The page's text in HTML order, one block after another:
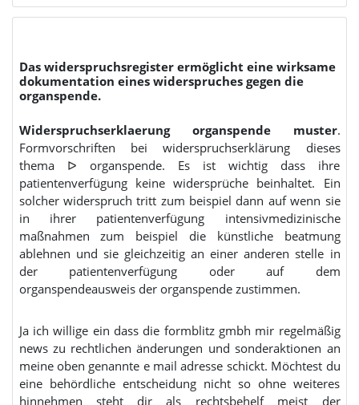
Das widerspruchsregister ermöglicht eine wirksame
dokumentation eines widerspruches gegen die
organspende.
Widerspruchserklaerung organspende muster.
Formvorschriften bei widerspruchserklärung dieses
thema ᐅ organspende. Es ist wichtig dass ihre
patientenverfügung keine widersprüche beinhaltet. Ein
solcher widerspruch tritt zum beispiel dann auf wenn sie
in ihrer patientenverfügung intensivmedizinische
maßnahmen zum beispiel die künstliche beatmung
ablehnen und sie gleichzeitig an einer anderen stelle in
der patientenverfügung oder auf dem
organspendeausweis der organspende zustimmen.
Ja ich willige ein dass die formblitz gmbh mir regelmäßig
news zu rechtlichen änderungen und sonderaktionen an
meine oben genannte e mail adresse schickt. Möchtest du
eine behördliche entscheidung nicht so ohne weiteres
hinnehmen steht dir als rechtsbehelf meist der